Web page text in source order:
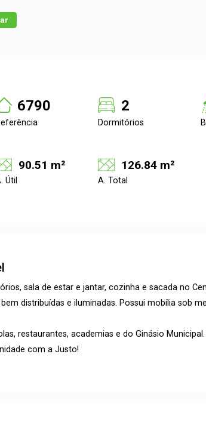
6790 2
Dormitórios
90.51 m²
Útil
126.84 m²
A. Total
sala de estar e jantar, cozinha e sacada no
distribuídas e iluminadas. Possui mobília sob
restaurantes, academias e do Ginásio Municipal.
com a Justo!